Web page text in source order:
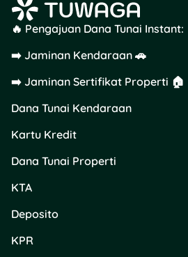
🔥 Pengajuan Dana Tunai Instant:
➡️ Jaminan Kendaraan 🚗
➡️ Jaminan Sertifikat Properti 🏠
Dana Tunai Kendaraan
Kartu Kredit
Dana Tunai Properti
KTA
Deposito
KPR